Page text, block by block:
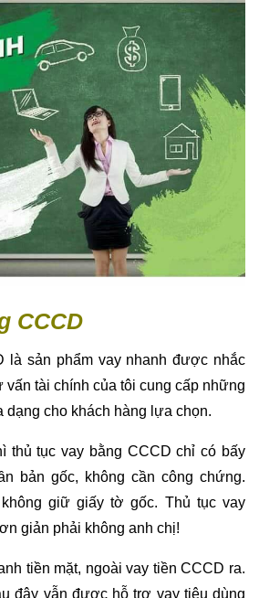
CCCD
là sản phẩm vay nhanh được nhắc
vấn tài chính của tôi cung cấp những
dạng cho khách hàng lựa chọn.
thủ tục vay bằng CCCD chỉ có bấy
bản gốc, không cần công chứng.
giữ giấy tờ gốc. Thủ tục vay
giản phải không anh chị!
tiền mặt, ngoài vay tiền CCCD ra.
đây vẫn được hỗ trợ vay tiêu dùng